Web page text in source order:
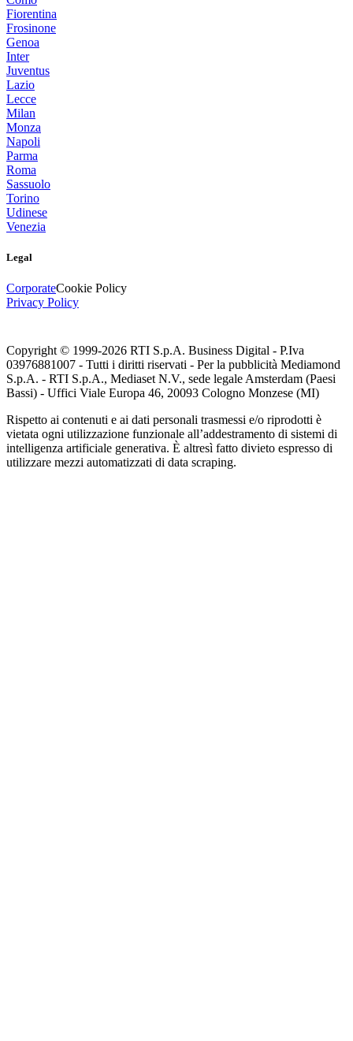
Fiorentina
Frosinone
Genoa
Inter
Juventus
Lazio
Lecce
Milan
Monza
Napoli
Parma
Roma
Sassuolo
Torino
Udinese
Venezia
Legal
CorporateCookie Policy
Privacy Policy
Copyright © 1999-2026 RTI S.p.A. Business Digital - P.Iva
03976881007 - Tutti i diritti riservati - Per la pubblicità Mediamond
S.p.A. - RTI S.p.A., Mediaset N.V., sede legale Amsterdam (Paesi
Bassi) - Uffici Viale Europa 46, 20093 Cologno Monzese (MI)
Rispetto ai contenuti e ai dati personali trasmessi e/o riprodotti è
vietata ogni utilizzazione funzionale all’addestramento di sistemi di
intelligenza artificiale generativa. È altresì fatto divieto espresso di
utilizzare mezzi automatizzati di data scraping.